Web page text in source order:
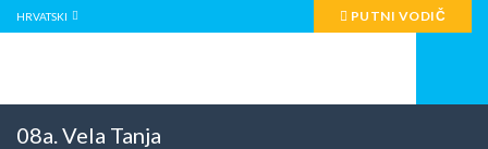
HRVATSKI PUTNI VODIČ
08a. Vela Tanja